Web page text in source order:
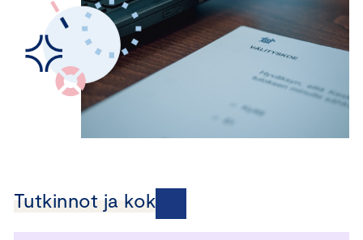
Tutkinnot ja kokeet